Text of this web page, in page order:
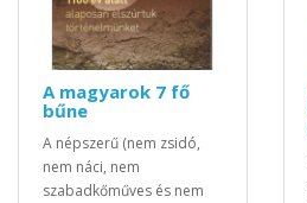
A magyarok 7 fő
bűne
A népszerű (nem zsidó,
nem náci, nem
szabadkőműves és nem